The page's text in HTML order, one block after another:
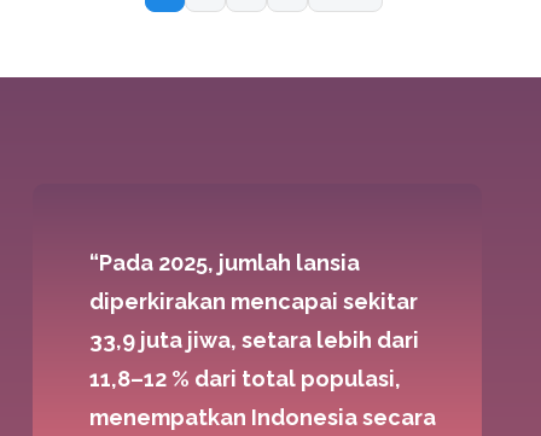
“Pada 2025, jumlah lansia
diperkirakan mencapai sekitar
33,9 juta jiwa, setara lebih dari
11,8–12 % dari total populasi,
menempatkan Indonesia secara